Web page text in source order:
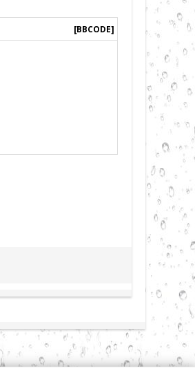
[BBCODE]